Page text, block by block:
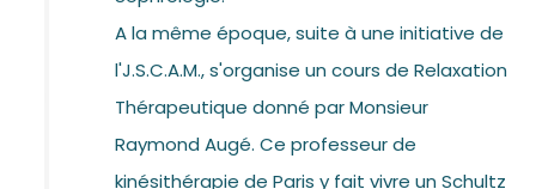
A la même époque, suite à une initiative de
l'J.S.C.A.M., s'organise un cours de Relaxation
Thérapeutique donné par Monsieur
Raymond Augé. Ce professeur de
kinésithérapie de Paris y fait vivre un Schultz